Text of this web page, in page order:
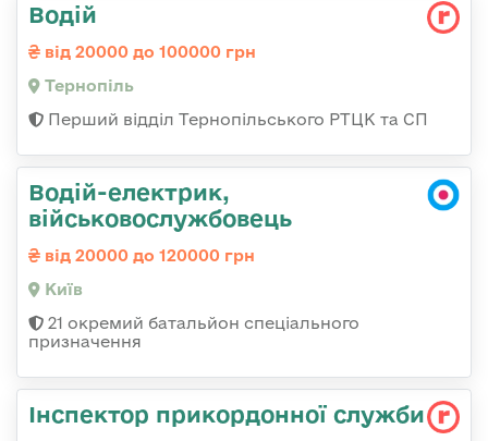
Водій
від 20000 до 100000 грн
Тернопіль
Перший відділ Тернопільського РТЦК та СП
Водій-електрик,
військовослужбовець
від 20000 до 120000 грн
Київ
21 окремий батальйон спеціального
призначення
Інспектор прикордонної служби